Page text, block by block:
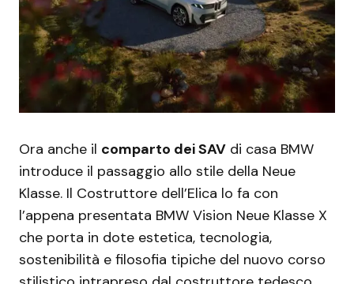
Ora anche il comparto dei SAV di casa BMW
introduce il passaggio allo stile della Neue
Klasse. Il Costruttore dell’Elica lo fa con
l’appena presentata BMW Vision Neue Klasse X
che porta in dote estetica, tecnologia,
sostenibilità e filosofia tipiche del nuovo corso